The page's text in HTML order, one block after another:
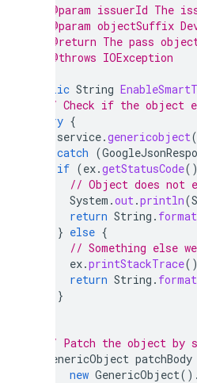
* @param issuerId The
* @param objectSuffix
* @return The pass
* @throws IOException
public String
// Check if the object
try {
service.genericobject
catch (
if (ex.getStatusCode()
// Object does not
System .out.println(
return String . format
} else {
// Something else
ex.printStackTrace
return String . format
}
// Patch the object by
GenericObject patchBody
new GenericObject().